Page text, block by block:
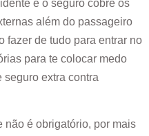
e o seguro cobre os
além do passageiro
fazer de tudo para entrar no
para te colocar medo
seguro extra contra
não é obrigatório, por mais